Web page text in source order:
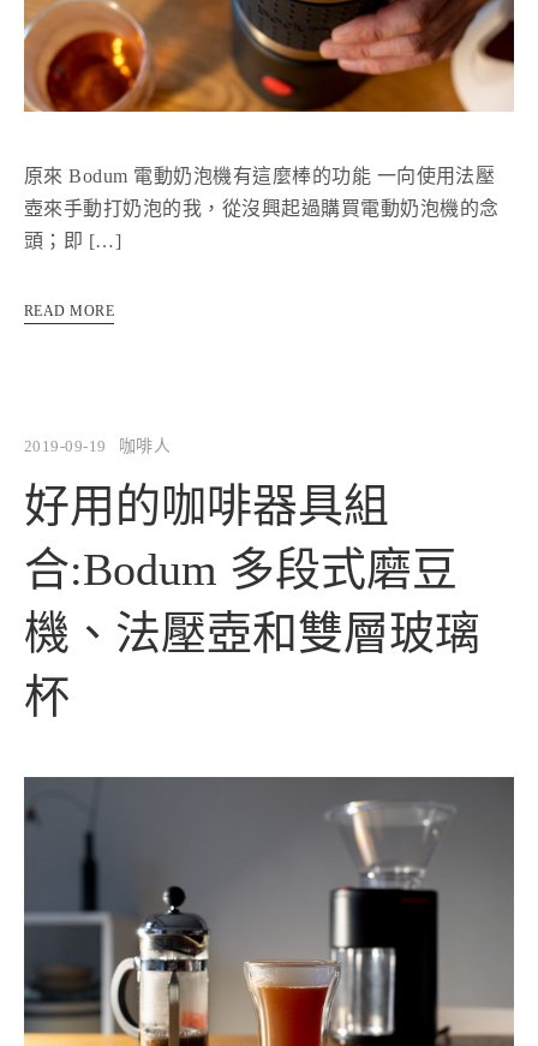
原來 Bodum 電動奶泡機有這麼棒的功能 一向使用法壓
壺來手動打奶泡的我，從沒興起過購買電動奶泡機的念
頭；即 […]
READ MORE
2019-09-19 咖啡人
好用的咖啡器具組
合:Bodum 多段式磨豆
機、法壓壺和雙層玻璃
杯